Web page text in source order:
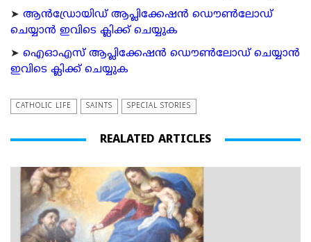
➤ ആന്‍ഡ്രോയിഡ് ആപ്ലിക്കേഷന്‍ ഡൌണ്‍ലോഡ്
ചെയ്യാന്‍ ഇവിടെ ക്ലിക്ക് ചെയ്യുക
➤ ഐഓഎസ് ആപ്ലിക്കേഷന്‍ ഡൌണ്‍ലോഡ് ചെയ്യാന്‍
ഇവിടെ ക്ലിക്ക് ചെയ്യുക
CATHOLIC LIFE SAINTS SPECIAL STORIES
REALATED ARTICLES